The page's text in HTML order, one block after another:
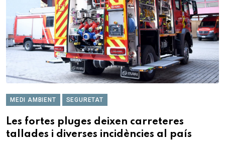
MEDI AMBIENT SEGURETAT
Les fortes pluges deixen carreteres
tallades i diverses incidències al país